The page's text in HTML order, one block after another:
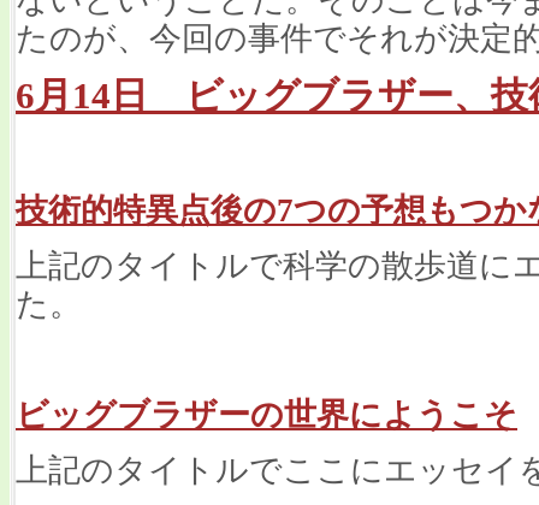
たのが、今回の事件でそれが決定
6月14日 ビッグブラザー、技
技術的特異点後の7つの予想もつか
上記のタイトルで科学の散歩道に
た。
ビッグブラザーの世界にようこそ
上記のタイトルでここにエッセイ